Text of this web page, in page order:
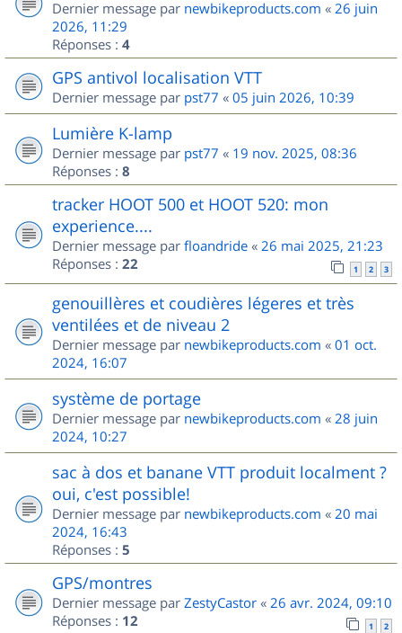
Dernier message par newbikeproducts.com « 26 juin
2026, 11:29
Réponses : 4
GPS antivol localisation VTT
Dernier message par pst77 « 05 juin 2026, 10:39
Lumière K-lamp
Dernier message par pst77 « 19 nov. 2025, 08:36
Réponses : 8
tracker HOOT 500 et HOOT 520: mon
experience....
Dernier message par floandride « 26 mai 2025, 21:23
Réponses : 22 1 2 3
genouillères et coudières légeres et très
ventilées et de niveau 2
Dernier message par newbikeproducts.com « 01 oct.
2024, 16:07
système de portage
Dernier message par newbikeproducts.com « 28 juin
2024, 10:27
sac à dos et banane VTT produit localment ?
oui, c'est possible!
Dernier message par newbikeproducts.com « 20 mai
2024, 16:43
Réponses : 5
GPS/montres
Dernier message par ZestyCastor « 26 avr. 2024, 09:10
Réponses : 12 1 2